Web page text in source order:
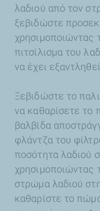
λαδιού από τον
ξεβιδώστε
χρησιμοποιώντας
πιτσίλισμα του
να έχει
Ξεβιδώστε το
να καθαρίσετε το
βαλβίδα
φλάντζα του
ποσότητα λαδιού
χρησιμοποιώντας
στρώμα λαδιού
καθαρίστε το